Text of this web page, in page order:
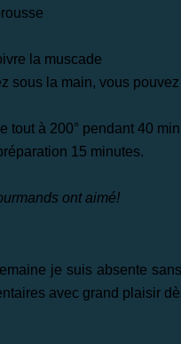
la muscade
sous la main, vous
tout à 200° pendant 40
15 minutes.
ont aimé!
je suis absente
avec grand plaisir